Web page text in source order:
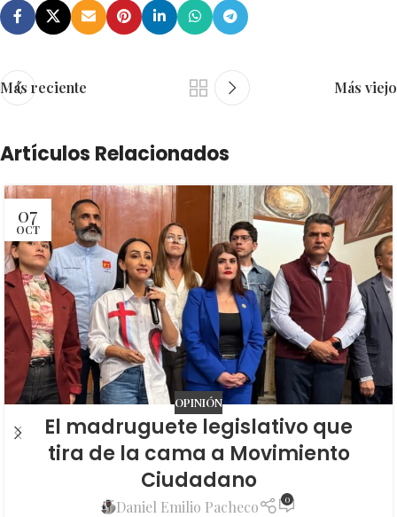
Más reciente Más viejo
Artículos Relacionados
07
OCT
OPINIÓN
El madruguete legislativo que
tira de la cama a Movimiento
Ciudadano
Daniel Emilio Pacheco 0